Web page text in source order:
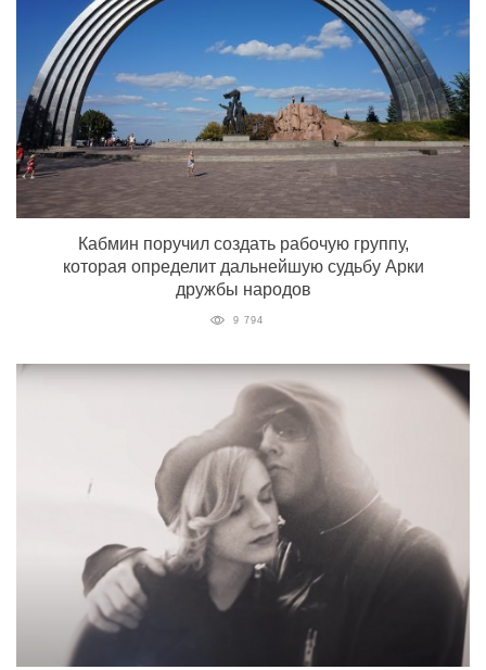
Кабмин поручил создать рабочую группу,
которая определит дальнейшую судьбу Арки
дружбы народов
9 794